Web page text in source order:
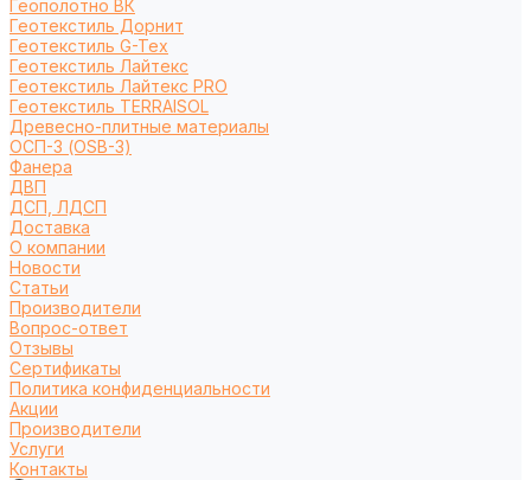
Геополотно ВК
Геотекстиль Дорнит
Геотекстиль G-Tex
Геотекстиль Лайтекс
Геотекстиль Лайтекс PRO
Геотекстиль TERRAISOL
Древесно-плитные материалы
ОСП-3 (OSB-3)
Фанера
ДВП
ДСП, ЛДСП
Доставка
О компании
Новости
Статьи
Производители
Вопрос-ответ
Отзывы
Сертификаты
Политика конфиденциальности
Акции
Производители
Услуги
Контакты